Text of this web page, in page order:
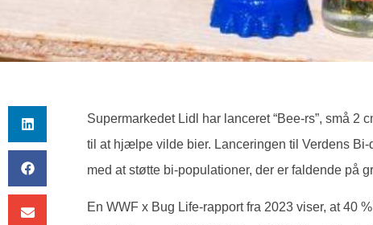
Supermarkedet Lidl har lanceret “Bee-rs”, små 2
til at hjælpe vilde bier. Lanceringen til Verdens
med at støtte bi-populationer, der er faldende på
En WWF x Bug Life-rapport fra 2023 viser, at 40